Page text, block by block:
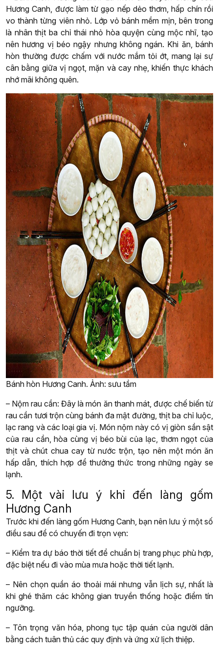
Hương Canh, được làm từ gạo nếp dẻo thơm, hấp chín rồi
vo thành từng viên nhỏ. Lớp vỏ bánh mềm mịn, bên trong
là nhân thịt ba chỉ thái nhỏ hòa quyện cùng mộc nhĩ, tạo
nên hương vị béo ngậy nhưng không ngán. Khi ăn, bánh
hòn thường được chấm với nước mắm tỏi ớt, mang lại sự
cân bằng giữa vị ngọt, mặn và cay nhẹ, khiến thực khách
nhớ mãi không quên.
Bánh hòn Hương Canh. Ảnh: sưu tầm
– Nộm rau cần: Đây là món ăn thanh mát, được chế biến từ
rau cần tươi trộn cùng bánh đa mật đường, thịt ba chỉ luộc,
lạc rang và các loại gia vị. Món nộm này có vị giòn sần sật
của rau cần, hòa cùng vị béo bùi của lạc, thơm ngọt của
thịt và chút chua cay từ nước trộn, tạo nên một món ăn
hấp dẫn, thích hợp để thưởng thức trong những ngày se
lạnh.
5. Một vài lưu ý khi đến làng gốm
Hương Canh
Trước khi đến làng gốm Hương Canh, bạn nên lưu ý một số
điều sau để có chuyến đi trọn vẹn:
– Kiểm tra dự báo thời tiết để chuẩn bị trang phục phù hợp,
đặc biệt nếu đi vào mùa mưa hoặc thời tiết lạnh.
– Nên chọn quần áo thoải mái nhưng vẫn lịch sự, nhất là
khi ghé thăm các không gian truyền thống hoặc điểm tín
ngưỡng.
– Tôn trọng văn hóa, phong tục tập quán của người dân
bằng cách tuân thủ các quy định và ứng xử lịch thiệp.